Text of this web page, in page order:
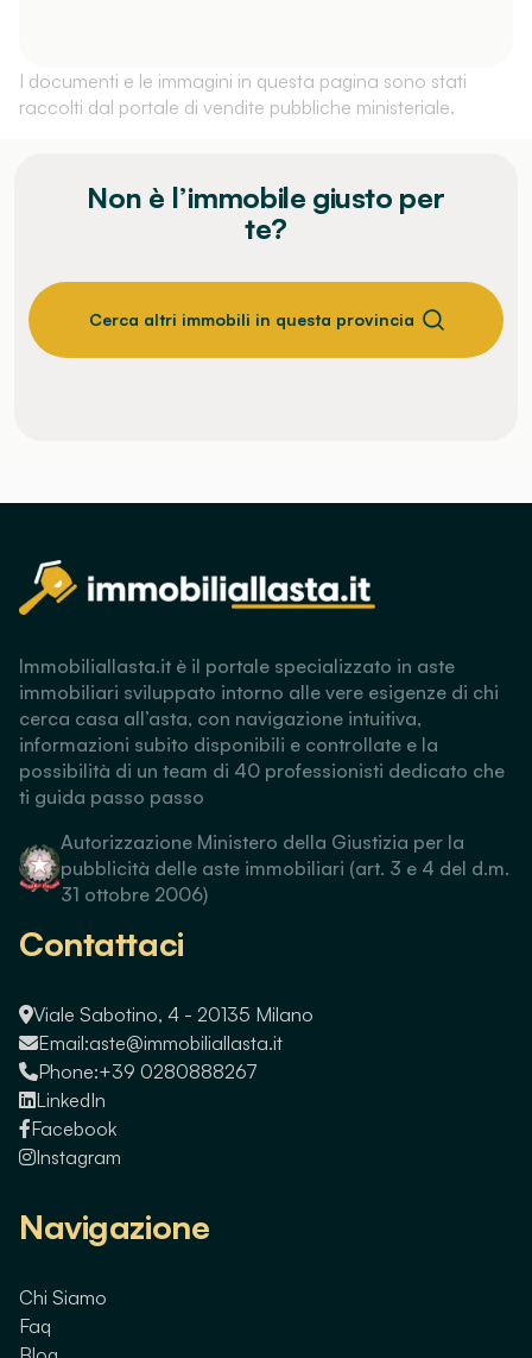
I documenti e le immagini in questa pagina sono stati
raccolti dal portale di vendite pubbliche ministeriale.
Non è l’immobile giusto per
te?
Cerca altri immobili in questa provincia
Immobiliallasta.it è il portale specializzato in aste
immobiliari sviluppato intorno alle vere esigenze di chi
cerca casa all’asta, con navigazione intuitiva,
informazioni subito disponibili e controllate e la
possibilità di un team di 40 professionisti dedicato che
ti guida passo passo
Autorizzazione Ministero della Giustizia per la
pubblicità delle aste immobiliari (art. 3 e 4 del d.m.
31 ottobre 2006)
Contattaci
Viale Sabotino, 4 - 20135 Milano
Email:aste@immobiliallasta.it
Phone:+39 0280888267
LinkedIn
Facebook
Instagram
Navigazione
Chi Siamo
Faq